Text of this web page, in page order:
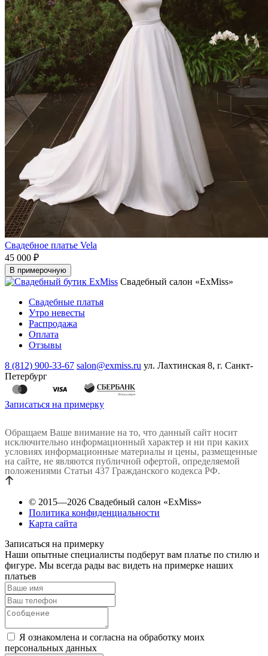
Свадебное платье Vela
45 000 ₽
В примерочную
Свадебный салон «ExMiss»
Свадебные платья
Утро невесты
Распродажа
Оплата
Отзывы
8 (812) 900-33-67 salon@exmiss.ru ул. Лахтинская 8, г. Санкт-
Петербург
Записаться на примерку
Обращаем Ваше внимание на то, что данный сайт носит
исключительно информационный характер и ни при каких
условиях информационные материалы и цены, размещенные
на сайте, не являются публичной офертой, определяемой
положениями Статьи 437 Гражданского кодекса РФ.
© 2015—2026 Свадебный салон «ExMiss»
Политика конфиденциальности
Карта сайта
Записаться на примерку
Наши опытные специалисты подберут вам платье по стилю и
фигуре. Мы всегда рады вас видеть на примерке наших
платьев
Я ознакомлена и согласна на обработку моих
персональных данных